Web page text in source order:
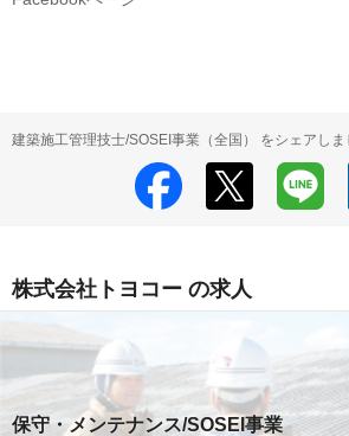
建築施工管理技士/SOSEI事業（全国） をシェアしま
株式会社トヨコー の求人
保守・メンテナンス/SOSEI事業